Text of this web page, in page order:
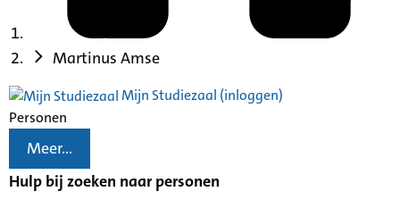
Martinus Amse
Mijn Studiezaal (inloggen)
Personen
Meer...
Hulp bij zoeken naar personen